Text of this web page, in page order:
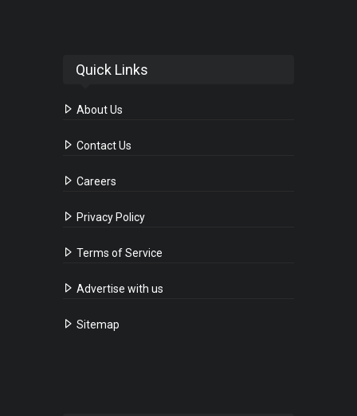
Quick Links
About Us
Contact Us
Careers
Privacy Policy
Terms of Service
Advertise with us
Sitemap